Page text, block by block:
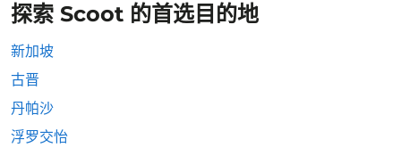
探索 Scoot 的首选目的地
新加坡
古晋
丹帕沙
浮罗交怡